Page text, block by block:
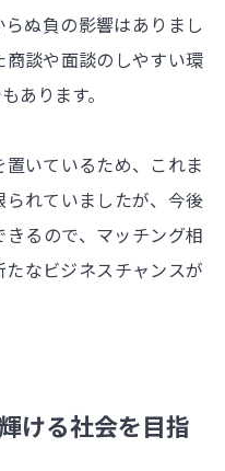
ぬ負の影響はありまし
談や面談のしやすい環
あります。
いているため、これま
れていましたが、今後
るので、マッチング相
なビジネスチャンスが
ける社会を目指